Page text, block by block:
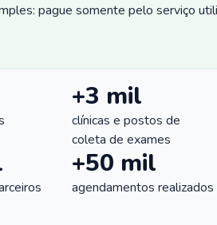
pague somente pelo serviço
+3 mil
clínicas e postos de
coleta de exames
+50 mil
agendamentos realizados